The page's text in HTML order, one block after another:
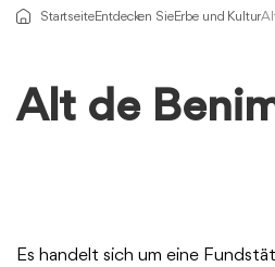
StartseiteEntdecken SieErbe und Kultur
Alt de
Es handelt sich um eine